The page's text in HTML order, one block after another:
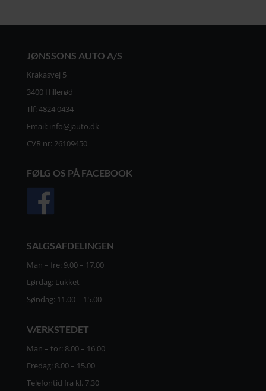
JØNSSONS AUTO A/S
Krakasvej 5
3400 Hillerød
Tlf: 4824 0434
Email: info@jauto.dk
CVR nr: 26109450
FØLG OS PÅ FACEBOOK
SALGSAFDELINGEN
Man – fre: 9.00 – 17.00
Lørdag: Lukket
Søndag: 11.00 – 15.00
VÆRKSTEDET
Man – tor: 8.00 – 16.00
Fredag: 8.00 – 15.00
Telefontid fra kl. 7.30